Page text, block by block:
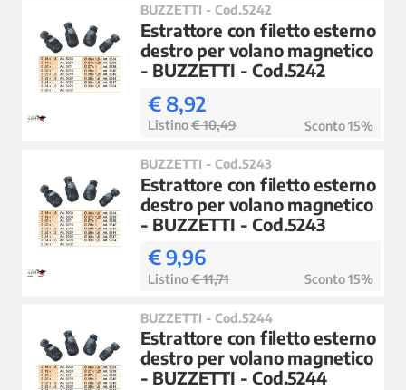
BUZZETTI - Cod.5242
Estrattore con filetto esterno
destro per volano magnetico
- BUZZETTI - Cod.5242
€ 8,92
Listino€ 10,49 Sconto 15%
BUZZETTI - Cod.5243
Estrattore con filetto esterno
destro per volano magnetico
- BUZZETTI - Cod.5243
€ 9,96
Listino€ 11,71 Sconto 15%
BUZZETTI - Cod.5244
Estrattore con filetto esterno
destro per volano magnetico
- BUZZETTI - Cod.5244